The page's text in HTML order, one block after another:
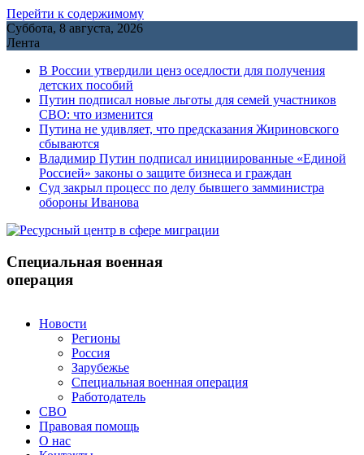
Перейти к содержимому
Суббота, 8 августа, 2026
Лента
В России утвердили ценз оседлости для получения
детских пособий
Путин подписал новые льготы для семей участников
СВО: что изменится
Путина не удивляет, что предсказания Жириновского
сбываются
Владимир Путин подписал инициированные «Единой
Россией» законы о защите бизнеса и граждан
Cуд закрыл процесс по делу бывшего замминистра
обороны Иванова
Специальная военная
операция
Новости
Регионы
Россия
Зарубежье
Специальная военная операция
Работодатель
СВО
Правовая помощь
О нас